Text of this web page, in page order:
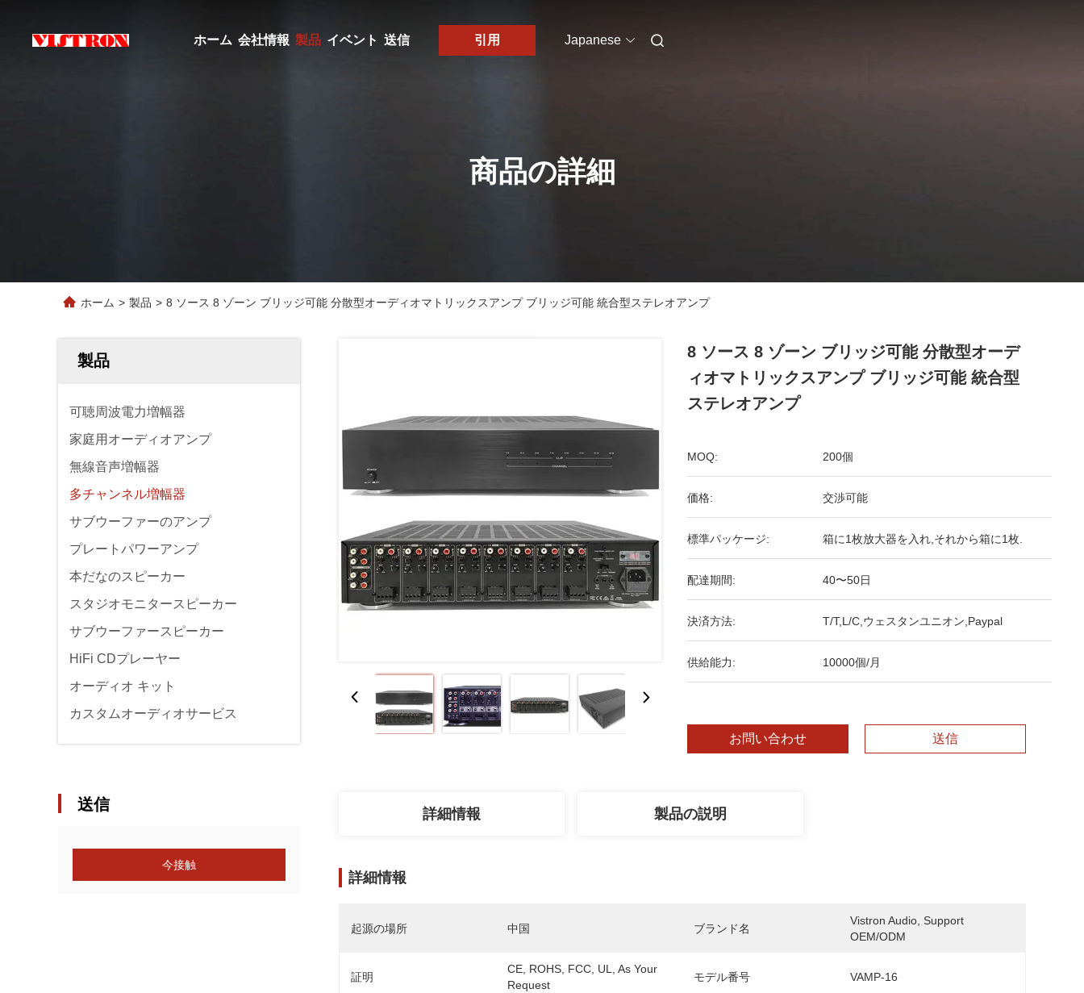
ホーム 会社情報 製品 イベント 送信 引用 Japanese
商品の詳細
ホーム > 製品 > 8 ソース 8 ゾーン ブリッジ可能 分散型オーディオマトリックスアンプ ブリッジ可能 統合型ステレオアンプ
製品
可聴周波電力増幅器
家庭用オーディオアンプ
無線音声増幅器
多チャンネル増幅器
サブウーファーのアンプ
プレートパワーアンプ
本だなのスピーカー
スタジオモニタースピーカー
サブウーファースピーカー
HiFi CDプレーヤー
オーディオ キット
カスタムオーディオサービス
送信
今接触
8 ソース 8 ゾーン ブリッジ可能 分散型オーデ
ィオマトリックスアンプ ブリッジ可能 統合型
ステレオアンプ
MOQ: 200個
価格: 交渉可能
標準パッケージ: 箱に1枚放大器を入れ,それから箱に1枚.
配達期間: 40〜50日
決済方法: T/T,L/C,ウェスタンユニオン,Paypal
供給能力: 10000個/月
お問い合わせ 送信
詳細情報 製品の説明
詳細情報
起源の場所 中国 ブランド名
Vistron Audio, Support
OEM/ODM
証明
CE, ROHS, FCC, UL, As Your
Request
モデル番号 VAMP-16